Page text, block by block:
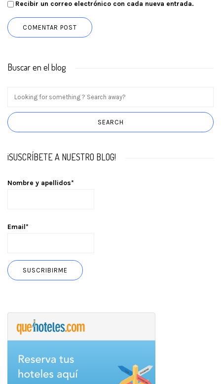
Recibir un correo electrónico con cada nueva entrada.
Buscar en el blog
¡SUSCRÍBETE A NUESTRO BLOG!
Nombre y apellidos*
Email*